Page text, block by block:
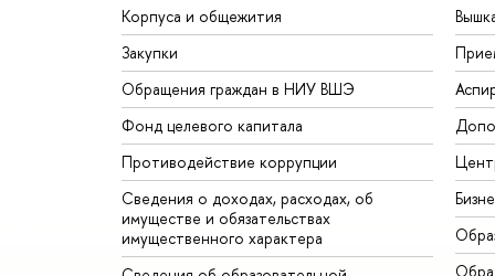
Корпуса и общежития
Закупки
Обращения граждан в НИУ ВШЭ
Фонд целевого капитала
Противодействие коррупции
Сведения о доходах, расходах, об
имуществе и обязательствах
имущественного характера